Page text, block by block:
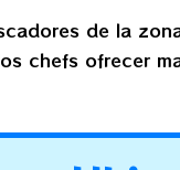
de la
chefs ofrecer